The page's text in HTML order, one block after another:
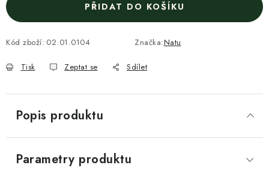
PŘIDAT DO KOŠÍKU
Kód zboží: 02.01.0104 Značka:Natu
Tisk Zeptat se Sdílet
Popis produktu
Parametry produktu